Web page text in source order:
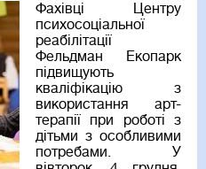
Фахівці Центру
психосоціальної
реабілітації
Фельдман Екопарк
підвищують
кваліфікацію з
використання арт-
терапії при роботі з
дітьми з особливими
потребами. У